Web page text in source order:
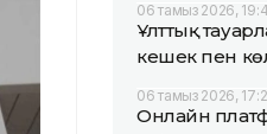
06 тамыз 2026,
Ұлттық
кешек пен
06 тамыз 2026,
Онлайн